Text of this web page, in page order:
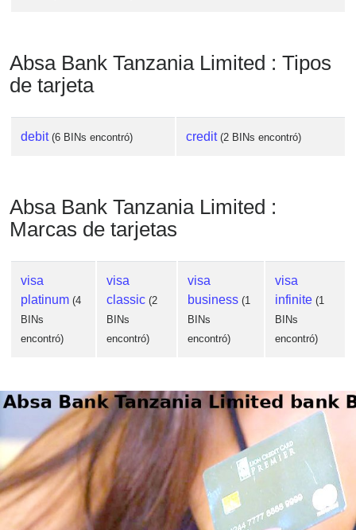
Absa Bank Tanzania Limited : Tipos
de tarjeta
debit (6 BINs encontró) credit (2 BINs encontró)
Absa Bank Tanzania Limited :
Marcas de tarjetas
visa
platinum (4
BINs
encontró)
visa
classic (2
BINs
encontró)
visa
business (1
BINs
encontró)
visa
infinite (1
BINs
encontró)